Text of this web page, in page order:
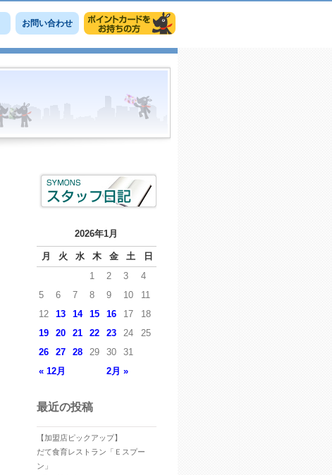
お問い合わせ
2026年1月
月 火 水 木 金 土 日
« 12月 2月 »
1 2 3
4
5
6 7 8 9 10
11
12
13 14 15 16 17
18
19
20 21 22 23 24
25
26
27 28 29 30 31
最近の投稿
【加盟店ピックアップ】
だて食育レストラン「Ｅスプー
ン」